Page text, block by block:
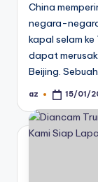
China
negara-
kapal selam
dapat
Beijing.
Posted
az 15/01/